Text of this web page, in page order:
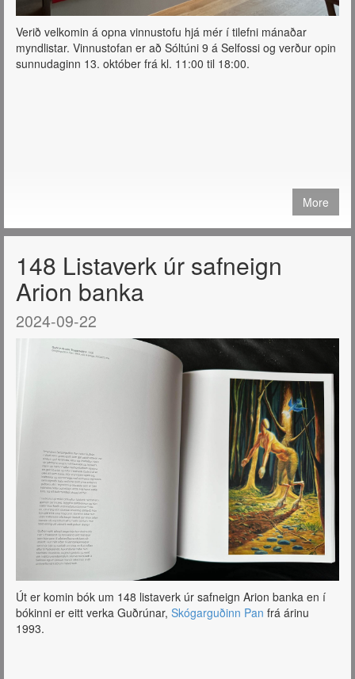
Verið velkomin á opna vinnustofu hjá mér í tilefni mánaðar
myndlistar. Vinnustofan er að Sóltúni 9 á Selfossi og verður opin
sunnudaginn 13. október frá kl. 11:00 til 18:00.
More
148 Listaverk úr safneign
Arion banka
2024-09-22
Út er komin bók um 148 listaverk úr safneign Arion banka en í
bókinni er eitt verka Guðrúnar, Skógarguðinn Pan frá árinu
1993.